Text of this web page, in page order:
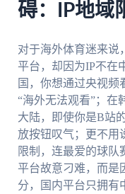
碍：IP地域
对于海外体育迷来说
平台，却因为IP不在
国，你想通过央视频
“海外无法观看”；在
大陆，即使你是B站
放按钮叹气；更不用
限制，连最爱的球队
平台故意刁难，而是
分，国内平台只拥有